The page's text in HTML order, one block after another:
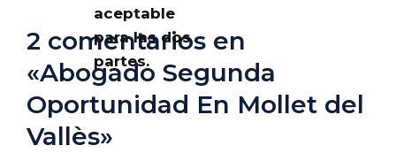
aceptable
para las dos
partes.
2 comentarios en
«Abogado Segunda
Oportunidad En Mollet del
Vallès»